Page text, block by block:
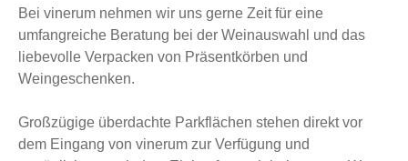
Bei vinerum nehmen wir uns gerne Zeit für eine
umfangreiche Beratung bei der Weinauswahl und das
liebevolle Verpacken von Präsentkörben und
Weingeschenken.
Großzügige überdachte Parkflächen stehen direkt vor
dem Eingang von vinerum zur Verfügung und